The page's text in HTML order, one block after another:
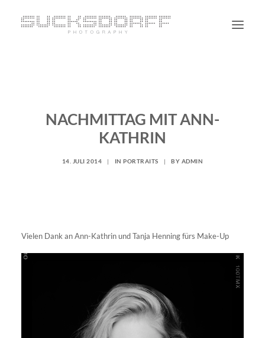
PERSONALNACHMITTAG MIT ANN-
KATHRIN
14. JULI 2014 | INPORTRAITS | BY ADMIN
Vielen Dank an Ann-Kathrin und Tanja Henning fürs Make-Up